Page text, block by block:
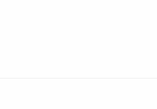
ведомств и